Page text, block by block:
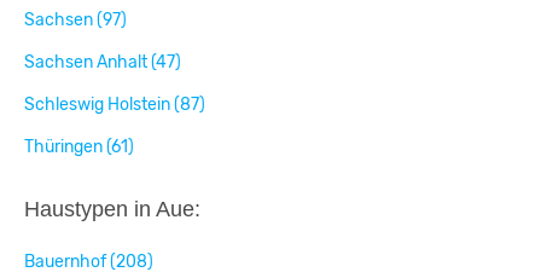
Sachsen (97)
Sachsen Anhalt (47)
Schleswig Holstein (87)
Thüringen (61)
Haustypen in Aue:
Bauernhof (208)